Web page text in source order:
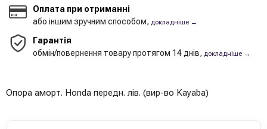
Оплата при отриманні
або іншим зручним способом, докладніше →
Гарантія
обмін/повернення товару протягом 14 днів, докладніше →
Опора аморт. Honda передн. лів. (вир-во Kayaba)